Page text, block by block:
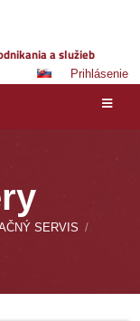
a služieb
Prihlásenie
SERVIS /